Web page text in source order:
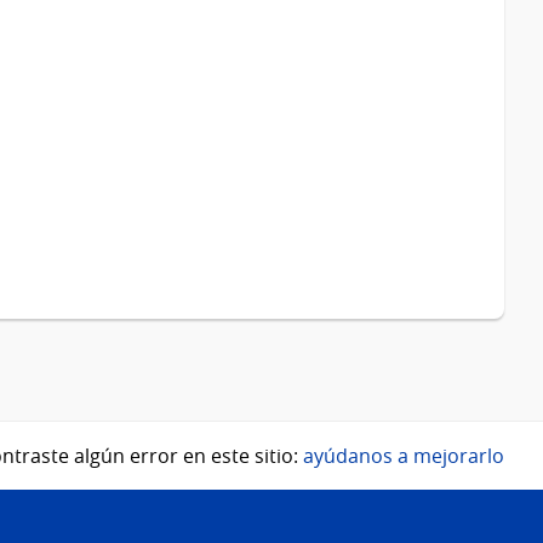
algún error en este sitio: ayúdanos a mejorarlo